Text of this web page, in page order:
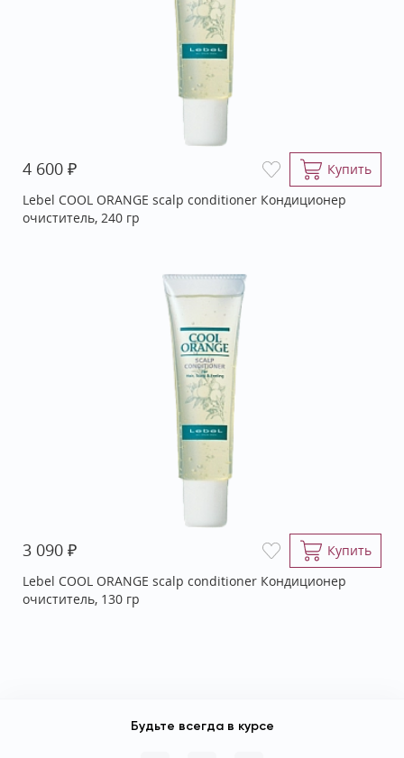
4 600 ₽
Купить
Lebel COOL ORANGE scalp conditioner Кондиционер
очиститель, 240 гр
3 090 ₽
Купить
Lebel COOL ORANGE scalp conditioner Кондиционер
очиститель, 130 гр
Будьте всегда в курсе